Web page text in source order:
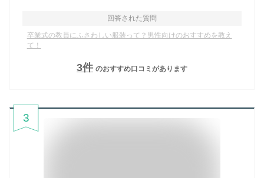
回答された質問
卒業式の教員にふさわしい服装って？男性向けのおすすめを教え
て！
3件 のおすすめ口コミがあります
3